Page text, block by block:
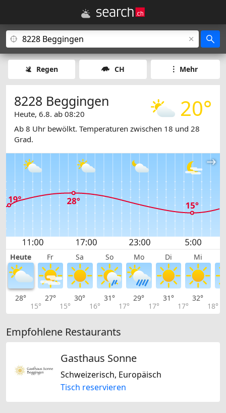
Regen CH Mehr
20°
8228 Beggingen
Heute, 6.8. ab 08:20
Ab 8 Uhr bewölkt. Temperaturen zwischen 18 und 28
Grad.
Heute Fr Sa So Mo Di Mi
28°
15°
27°
15°
30°
16°
31°
17°
29°
17°
31°
17°
32°
18°
Empfohlene Restaurants
Gasthaus Sonne
Schweizerisch, Europäisch
Tisch reservieren